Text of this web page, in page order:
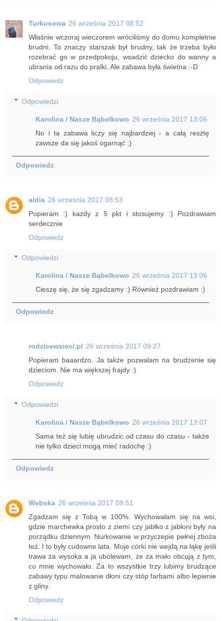
Turkusowa 26 września 2017 08:52
Właśnie wczoraj wieczorem wróciliśmy do domu kompletnie
brudni. To znaczy starszak był brudny, tak że trzeba było
rozebrać go w przedpokoju, wsadzić dziecko do wanny a
ubrania od razu do pralki. Ale zabawa była świetna :-D
Odpowiedz
Odpowiedzi
Karolina / Nasze Bąbelkowo 26 września 2017 13:06
No i ta zabawa liczy się najbardziej - a całą resztę
zawsze da się jakoś ogarnąć ;)
Odpowiedz
aldia 26 września 2017 08:53
Popieram :) kazdy z 5 pkt i stosujemy :) Pozdrawiam
serdecznie
Odpowiedz
Odpowiedzi
Karolina / Nasze Bąbelkowo 26 września 2017 13:06
Cieszę się, że się zgadzamy :) Również pozdrawiam :)
Odpowiedz
rodzicewsieci.pl 26 września 2017 09:27
Popieram baaardzo. Ja także pozwalam na brudzenie się
dzieciom. Nie ma większej frajdy :)
Odpowiedz
Odpowiedzi
Karolina / Nasze Bąbelkowo 26 września 2017 13:07
Sama też się lubię ubrudzic od czasu do czasu - także
nie tylko dzieci mogą mieć radochę :)
Odpowiedz
Webska 26 września 2017 09:51
Zgadzam się z Tobą w 100%. Wychowałam się na wsi,
gdzie marchewka prosto z ziemi czy jabłko z jabłoni były na
porządku dziennym. Nurkowanie w przyczepie pełnej zboża
też. I to były cudowne lata. Moje córki nie wejdą na łąkę jeśli
trawa za wysoka a ja ubolewam, że za mało obcują z tym,
co mnie wychowało. Za to wszystkie trzy lubimy brudzące
zabawy typu malowanie dłoni czy stóp farbami albo lepienie
z gliny.
Odpowiedz